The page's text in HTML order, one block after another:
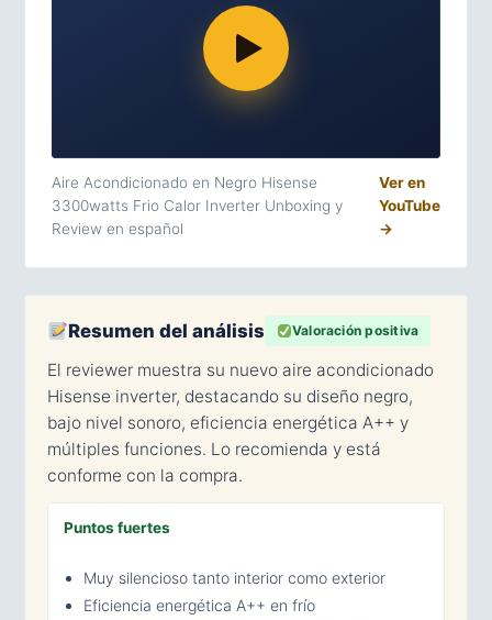
Aire Acondicionado en Negro Hisense
3300watts Frio Calor Inverter Unboxing y
Review en español
Ver en
YouTube
→
Resumen del análisis Valoración positiva
El reviewer muestra su nuevo aire acondicionado
Hisense inverter, destacando su diseño negro,
bajo nivel sonoro, eficiencia energética A++ y
múltiples funciones. Lo recomienda y está
conforme con la compra.
Puntos fuertes
Muy silencioso tanto interior como exterior
Eficiencia energética A++ en frío